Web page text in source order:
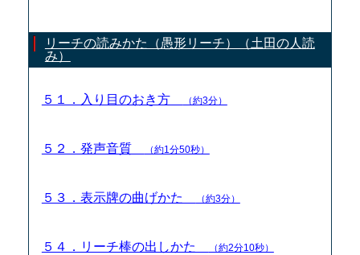
リーチの読みかた（愚形リーチ）（土田の人読
み）
５１．入り目のおき方 （約3分）
５２．発声音質 （約1分50秒）
５３．表示牌の曲げかた （約3分）
５４．リーチ棒の出しかた （約2分10秒）